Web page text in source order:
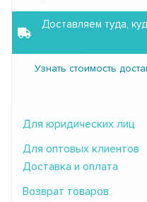
Доставляем туда,
Узнать стоимость
Для юридических лиц
Для оптовых клиентов
Доставка и оплата
Возврат товаров